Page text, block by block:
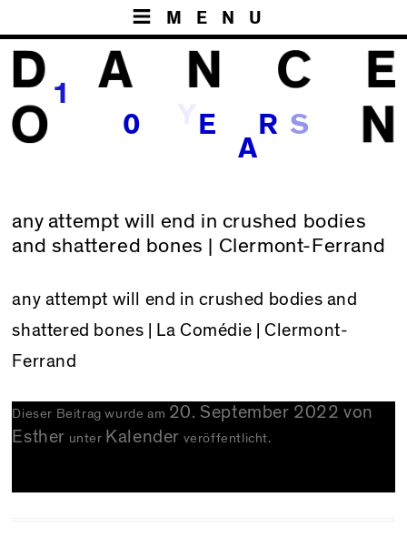
MENU
1
0 E
A
R
any attempt will end in crushed bodies
and shattered bones | Clermont-Ferrand
any attempt will end in crushed bodies and
shattered bones | La Comédie | Clermont-
Ferrand
Dieser Beitrag wurde am 20. September 2022 von
Esther unter Kalender veröffentlicht.